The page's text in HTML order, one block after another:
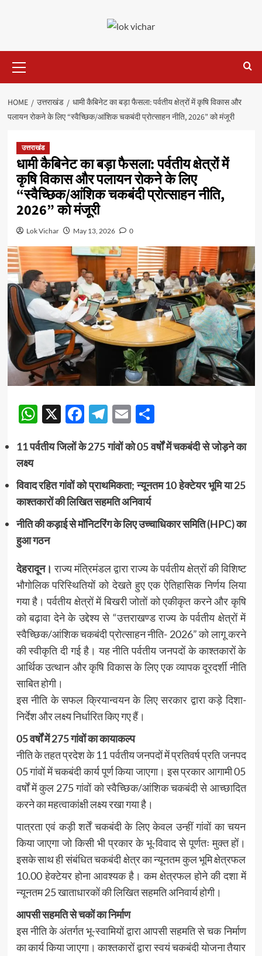
Menu
HOME उत्तराखंड
धामी कैबिनेट का बड़ा फैसला: पर्वतीय क्षेत्रों में कृषि विकास और
पलायन रोकने के लिए “स्वैच्छिक/आंशिक चकबंदी प्रोत्साहन नीति, 2026” को मंजूरी
उत्तराखंड
धामी कैबिनेट का बड़ा फैसला: पर्वतीय क्षेत्रों में
कृषि विकास और पलायन रोकने के लिए
“स्वैच्छिक/आंशिक चकबंदी प्रोत्साहन नीति,
2026” को मंजूरी
Lok Vichar May 13, 2026 0
WhatsApp
X Facebook
Telegram
EmailShare
11 पर्वतीय जिलों के 275 गांवों को 05 वर्षों में चकबंदी से जोड़ने का
लक्ष्य
विवाद रहित गांवों को प्राथमिकता; न्यूनतम 10 हेक्टेयर भूमि या 25
काश्तकारों की लिखित सहमति अनिवार्य
नीति की कड़ाई से मॉनिटरिंग के लिए उच्चाधिकार समिति (HPC) का
हुआ गठन
देहरादून। राज्य मंत्रिमंडल द्वारा राज्य के पर्वतीय क्षेत्रों की विशिष्ट
भौगोलिक परिस्थितियों को देखते हुए एक ऐतिहासिक निर्णय लिया
गया है। पर्वतीय क्षेत्रों में बिखरी जोतों को एकीकृत करने और कृषि
को बढ़ावा देने के उद्देश्य से “उत्तराखण्ड राज्य के पर्वतीय क्षेत्रों में
स्वैच्छिक/आंशिक चकबंदी प्रोत्साहन नीति- 2026” को लागू करने
की स्वीकृति दी गई है। यह नीति पर्वतीय जनपदों के काश्तकारों के
आर्थिक उत्थान और कृषि विकास के लिए एक व्यापक दूरदर्शी नीति
साबित होगी।
इस नीति के सफल क्रियान्वयन के लिए सरकार द्वारा कड़े दिशा-
निर्देश और लक्ष्य निर्धारित किए गए हैं।
05 वर्षों में 275 गांवों का कायाकल्प
नीति के तहत प्रदेश के 11 पर्वतीय जनपदों में प्रतिवर्ष प्रति जनपद
05 गांवों में चकबंदी कार्य पूर्ण किया जाएगा। इस प्रकार आगामी 05
वर्षों में कुल 275 गांवों को स्वैच्छिक/आंशिक चकबंदी से आच्छादित
करने का महत्वाकांक्षी लक्ष्य रखा गया है।
पात्रता एवं कड़ी शर्तें चकबंदी के लिए केवल उन्हीं गांवों का चयन
किया जाएगा जो किसी भी प्रकार के भू-विवाद से पूर्णतः मुक्त हों।
इसके साथ ही संबंधित चकबंदी क्षेत्र का न्यूनतम कुल भूमि क्षेत्रफल
10.00 हेक्टेयर होना आवश्यक है। कम क्षेत्रफल होने की दशा में
न्यूनतम 25 खाताधारकों की लिखित सहमति अनिवार्य होगी।
आपसी सहमति से चकों का निर्माण
इस नीति के अंतर्गत भू-स्वामियों द्वारा आपसी सहमति से चक निर्माण
का कार्य किया जाएगा। काश्तकारों द्वारा स्वयं चकबंदी योजना तैयार